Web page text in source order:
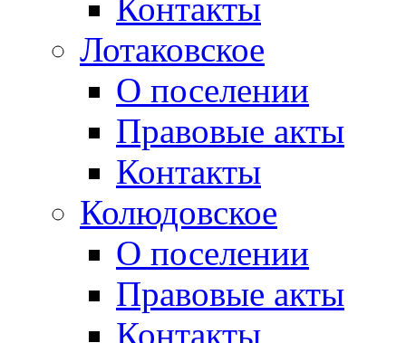
Контакты
Лотаковское
О поселении
Правовые акты
Контакты
Колюдовское
О поселении
Правовые акты
Контакты